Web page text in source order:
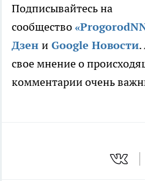
Подписывайтесь на
сообщество
Дзен и Google Новости.
свое мнение о
комментарии очень